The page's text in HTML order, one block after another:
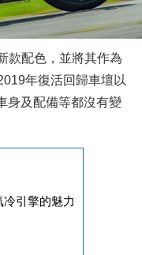
款配色，並將其作為
年復活回歸車壇以
身及配備等都沒有變
引擎的魅力